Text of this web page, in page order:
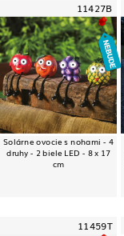
11427B
Solárne ovocie s nohami - 4
druhy - 2 biele LED - 8 x 17
cm
11459T